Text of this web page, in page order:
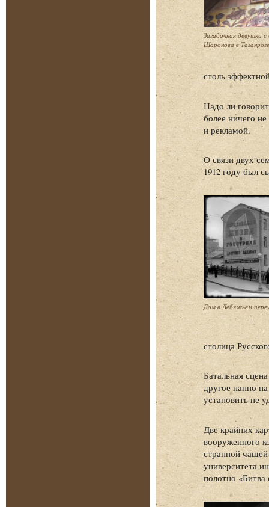
Загадочная девушка
Шаронова в
столь
Надо ли
более ничего
и рекламой.
О связи двух
1912 году был
Дом в Лебяжьем
столица
Батальная
другое панно
установить не
Две крайних
вооруженного
странной
университета
полотно